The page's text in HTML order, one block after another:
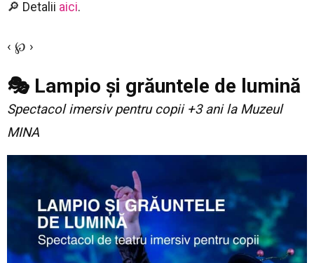
🔎 Detalii aici.
‹ ℘ ›
🎭 Lampio și grăuntele de lumină
Spectacol imersiv pentru copii +3 ani la Muzeul
MINA